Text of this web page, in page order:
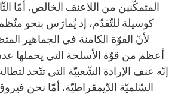
المتمكّنين من اللاعنف الخالص. أمّا
كوسيلة للتّقدّم، إذ يُمارَس بنحو
لأنّ القوّة الكامنة في الجماهير
أعظم من قوّة الأسلحة التي يحملها
إنّه عنف الإرادة الشّعبيّة التي تتّحد
السّلميّة الدّيمقراطيّة. أمّا نحن